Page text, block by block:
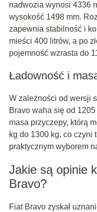
nadwozia wynosi 4336
wysokość 1498 mm.
zapewnia stabilność i
mieści 400 litrów, a po
pojemność wzrasta do
Ładowność i
W zależności od wersji
Bravo waha się od
masa przyczepy, którą
kg do 1300 kg, co czyni
praktycznym wyborem
Jakie są opinie
Bravo?
Fiat Bravo zyskał